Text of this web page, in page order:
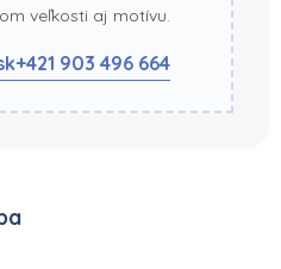
veľkosti aj motívu.
+421 903 496 664